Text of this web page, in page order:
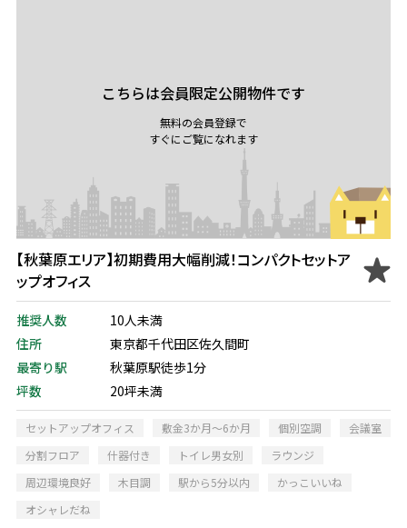
こちらは会員限定公開物件です
無料の会員登録で
すぐにご覧になれます
【秋葉原エリア】初期費用大幅削減！コンパクトセットア
ップオフィス
推奨人数
10人未満
住所
東京都千代田区佐久間町
最寄り駅
秋葉原駅徒歩1分
坪数
20坪未満
セットアップオフィス 敷金3か月～6か月 個別空調
会議室
分割フロア
什器付き トイレ男女別
ラウンジ
周辺環境良好
木目調 駅から5分以内
かっこいいね
オシャレだね